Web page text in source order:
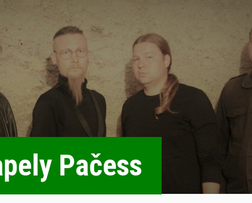
Pačess